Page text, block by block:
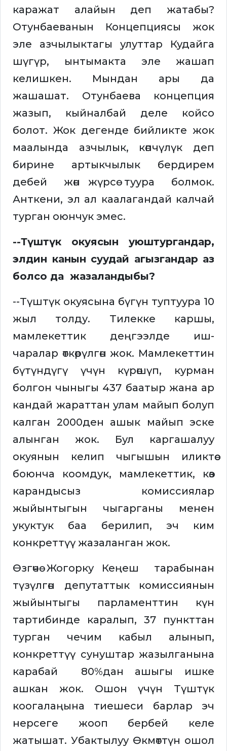
каражат алайын деп жатабы?
Отунбаеванын Концепциясы жок
эле азчылыктагы улуттар Кудайга
шүгүр, ынтымакта эле жашап
келишкен. Мындан ары да
жашашат. Отунбаева концепция
жазып, кыйналбай деле койсо
болот. Жок дегенде бийликте жок
маалында азчылык, көпчүлүк деп
бирине артыкчылык бердирем
дебей жөн жүрсө туура болмок.
Анткени, эл ал каалагандай калчай
турган оюнчук эмес.
--Түштүк окуясын уюштургандар,
элдин канын суудай агызгандар аз
болсо да жазаландыбы?
--Түштүк окуясына бүгүн туптуура 10
жыл толду. Тилекке каршы,
мамлекеттик деңгээлде иш-
чаралар өткөрүлгөн жок. Мамлекеттин
бүтүндүгү үчүн күрөшүп, курман
болгон чыныгы 437 баатыр жана ар
кандай жараттан улам майып болуп
калган 2000ден ашык майып эске
алынган жок. Бул каргашалуу
окуянын келип чыгышын иликтөө
боюнча коомдук, мамлекеттик, көз
карандысыз комиссиялар
жыйынтыгын чыгарганы менен
укуктук баа берилип, эч ким
конкреттүү жазаланган жок.
Өзгөчө Жогорку Кеңеш тарабынан
түзүлгөн депутаттык комиссиянын
жыйынтыгы парламенттин күн
тартибинде каралып, 37 пункттан
турган чечим кабыл алынып,
конкреттүү сунуштар жазылганына
карабай 80%дан ашыгы ишке
ашкан жок. Ошон үчүн Түштүк
коогалаңына тиешеси барлар эч
нерсеге жооп бербей келе
жатышат. Убактылуу Өкмөттүн ошол